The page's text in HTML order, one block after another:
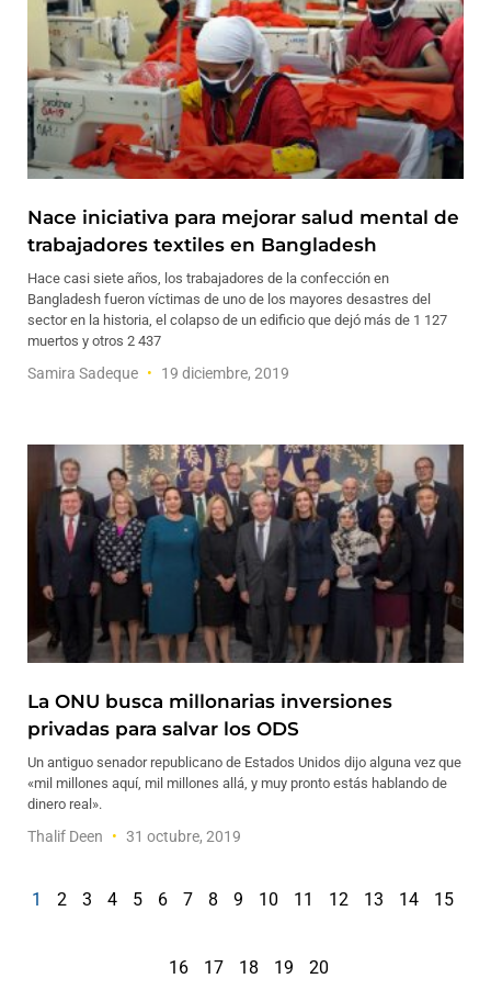
Nace iniciativa para mejorar salud mental de
trabajadores textiles en Bangladesh
Hace casi siete años, los trabajadores de la confección en
Bangladesh fueron víctimas de uno de los mayores desastres del
sector en la historia, el colapso de un edificio que dejó más de 1 127
muertos y otros 2 437
Samira Sadeque 19 diciembre, 2019
La ONU busca millonarias inversiones
privadas para salvar los ODS
Un antiguo senador republicano de Estados Unidos dijo alguna vez que
«mil millones aquí, mil millones allá, y muy pronto estás hablando de
dinero real».
Thalif Deen 31 octubre, 2019
1 2 3 4 5 6 7 8 9 10 11 12 13 14 15
16 17 18 19 20